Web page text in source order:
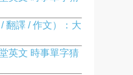
翻譯 / 作文）：大
英文 時事單字猜